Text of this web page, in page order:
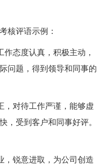
核评语示例：
态度认真，积极主动，
问题，得到领导和同事的
，对待工作严谨，能够虚
，受到客户和同事好评。
，锐意进取，为公司创造